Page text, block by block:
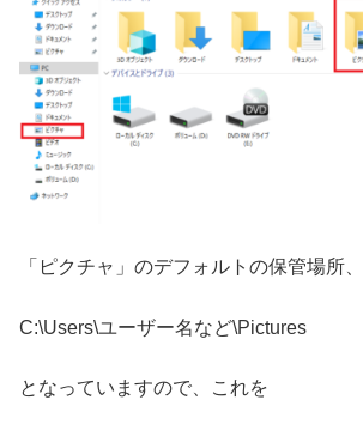
「ピクチャ」のデフォルトの保管場所
C:\Users\ユーザー名など\Pictures
となっていますので、これを